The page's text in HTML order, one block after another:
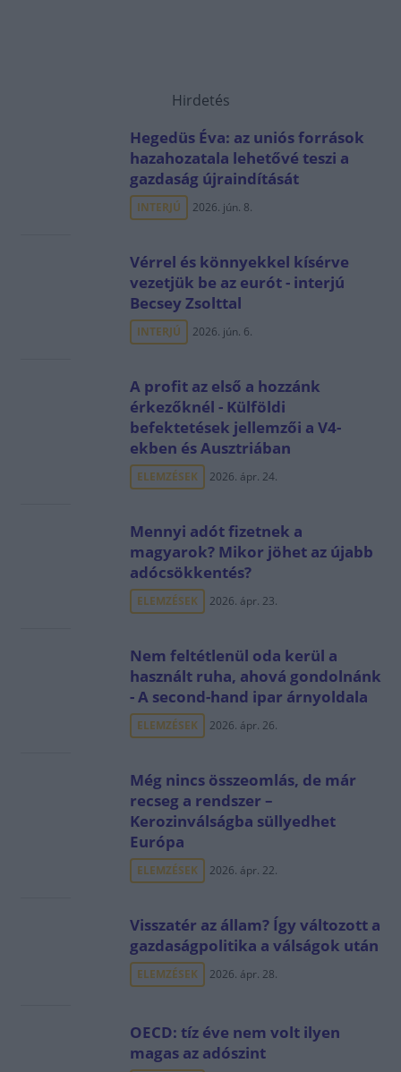
Hirdetés
Hegedüs Éva: az uniós források
hazahozatala lehetővé teszi a
gazdaság újraindítását
INTERJÚ 2026. jún. 8.
Vérrel és könnyekkel kísérve
vezetjük be az eurót - interjú
Becsey Zsolttal
INTERJÚ 2026. jún. 6.
A profit az első a hozzánk
érkezőknél - Külföldi
befektetések jellemzői a V4-
ekben és Ausztriában
ELEMZÉSEK 2026. ápr. 24.
Mennyi adót fizetnek a
magyarok? Mikor jöhet az újabb
adócsökkentés?
ELEMZÉSEK 2026. ápr. 23.
Nem feltétlenül oda kerül a
használt ruha, ahová gondolnánk
- A second-hand ipar árnyoldala
ELEMZÉSEK 2026. ápr. 26.
Még nincs összeomlás, de már
recseg a rendszer –
Kerozinválságba süllyedhet
Európa
ELEMZÉSEK 2026. ápr. 22.
Visszatér az állam? Így változott a
gazdaságpolitika a válságok után
ELEMZÉSEK 2026. ápr. 28.
OECD: tíz éve nem volt ilyen
magas az adószint